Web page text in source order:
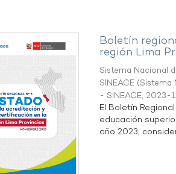
Boletín
región Lima
Sistema Nacional
SINEACE (Sistema
- SINEACE, 2023-
El Boletín
educación
año 2023,